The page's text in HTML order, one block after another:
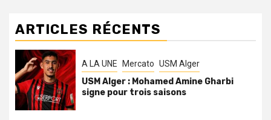
ARTICLES RÉCENTS
A LA UNE Mercato USM Alger
USM Alger : Mohamed Amine Gharbi
signe pour trois saisons